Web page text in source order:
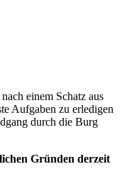
einem Schatz aus
Aufgaben zu erledigen
durch die Burg
Gründen derzeit